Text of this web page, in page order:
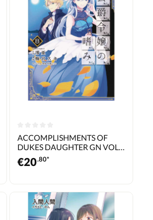
ACCOMPLISHMENTS OF
DUKES DAUGHTER GN VOL
08 (MR) (C: 0-1-0)
€20.80*